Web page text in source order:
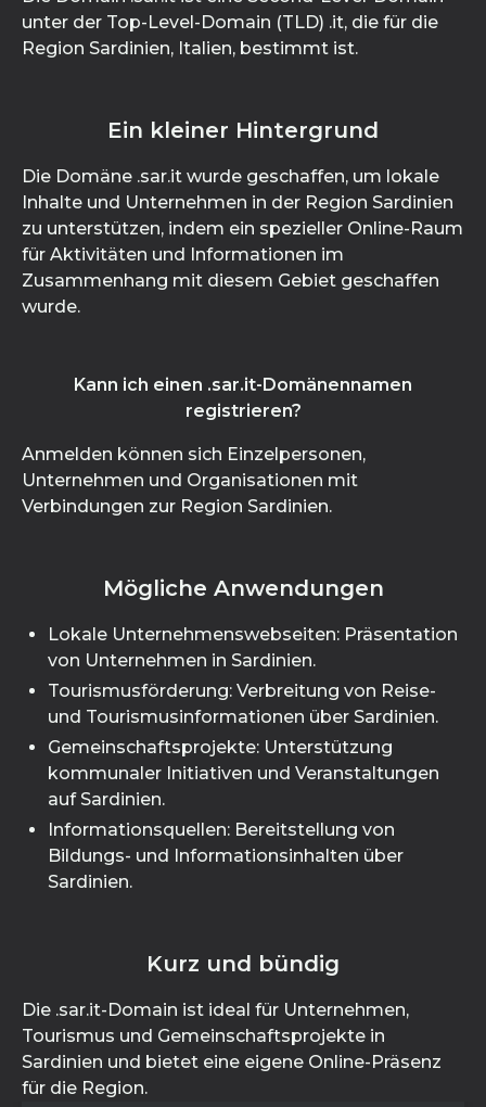
unter der Top-Level-Domain (TLD) .it, die für die
Region Sardinien, Italien, bestimmt ist.
Ein kleiner Hintergrund
Die Domäne .sar.it wurde geschaffen, um lokale
Inhalte und Unternehmen in der Region Sardinien
zu unterstützen, indem ein spezieller Online-Raum
für Aktivitäten und Informationen im
Zusammenhang mit diesem Gebiet geschaffen
wurde.
Kann ich einen .sar.it-Domänennamen
registrieren?
Anmelden können sich Einzelpersonen,
Unternehmen und Organisationen mit
Verbindungen zur Region Sardinien.
Mögliche Anwendungen
Lokale Unternehmenswebseiten: Präsentation
von Unternehmen in Sardinien.
Tourismusförderung: Verbreitung von Reise-
und Tourismusinformationen über Sardinien.
Gemeinschaftsprojekte: Unterstützung
kommunaler Initiativen und Veranstaltungen
auf Sardinien.
Informationsquellen: Bereitstellung von
Bildungs- und Informationsinhalten über
Sardinien.
Kurz und bündig
Die .sar.it-Domain ist ideal für Unternehmen,
Tourismus und Gemeinschaftsprojekte in
Sardinien und bietet eine eigene Online-Präsenz
für die Region.